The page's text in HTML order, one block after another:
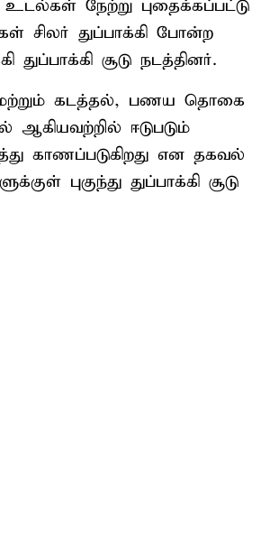
உடல்கள் நேற்று புதைக்கப்பட்டு
சிலர் துப்பாக்கி போன்ற
சூடு நடத்தினர்.
மற்றும் கடத்தல், பணய தொகை
ஆகியவற்றில் ஈடுபடும்
காணப்படுகிறது என தகவல்
புகுந்து துப்பாக்கி சூடு